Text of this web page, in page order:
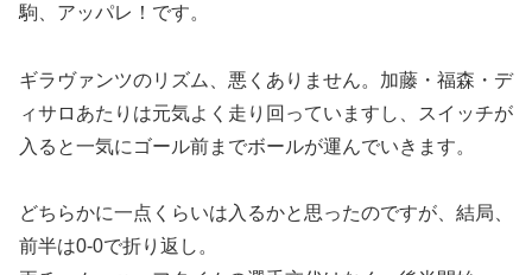
駒、アッパレ！です。
ギラヴァンツのリズム、悪くありません。加藤・福森・デ
ィサロあたりは元気よく走り回っていますし、スイッチが
入ると一気にゴール前までボールが運んでいきます。
どちらかに一点くらいは入るかと思ったのですが、結局、
前半は0-0で折り返し。